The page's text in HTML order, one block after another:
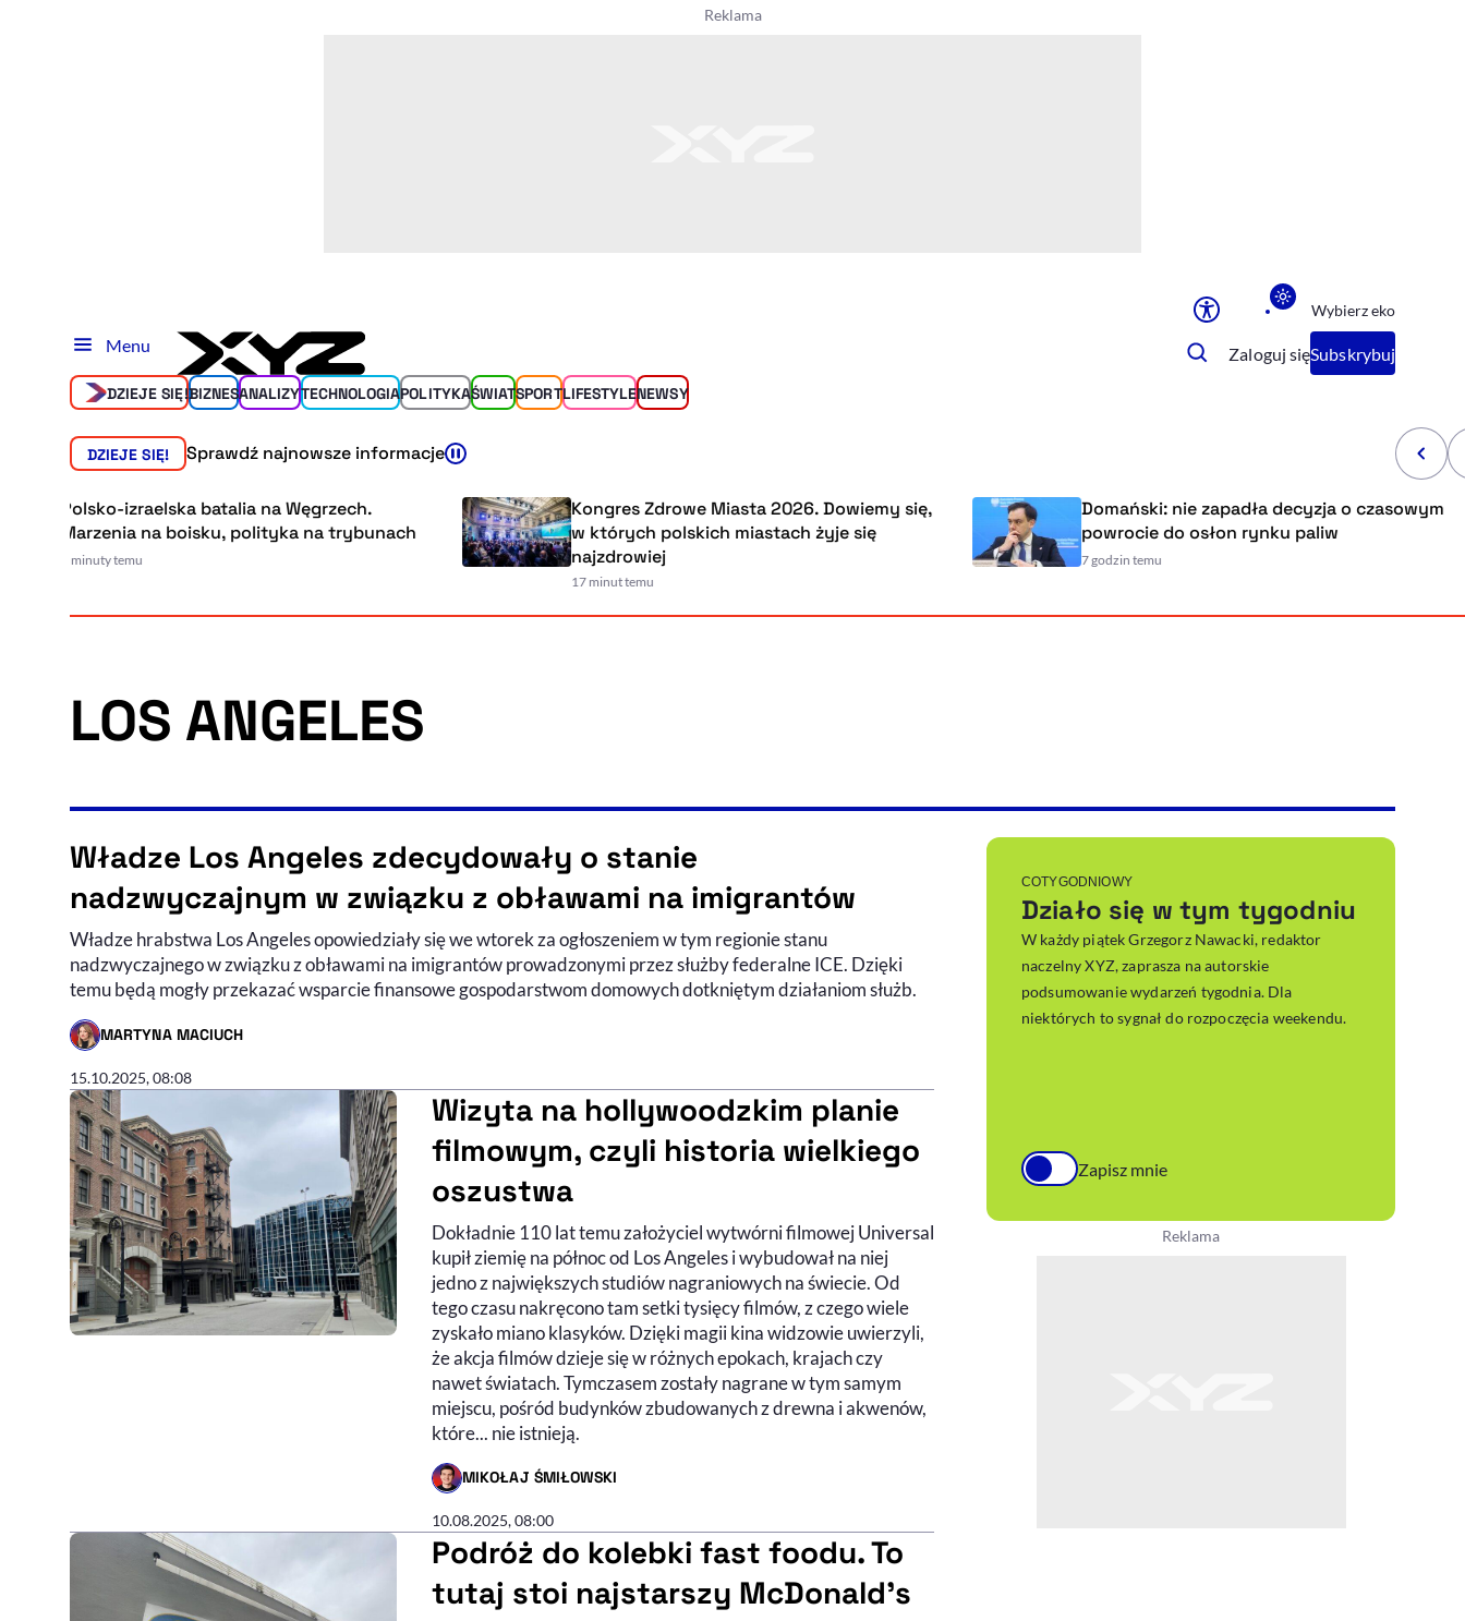
Sprawdź, jak i dlaczego zwiększamy dostępność, otwiera się w nowym
Deklaracja dostępności
, otwiera się w
Wybierz eko
Menu Zaloguj sięSubskrybuj
DZIEJE SIĘ!BIZNESANALIZYTECHNOLOGIAPOLITYKAŚWIATSPORTLIFESTYLENEWSY
DZIEJE SIĘ! Sprawdź najnowsze informacje
izraelska batalia na Węgrzech.
na boisku, polityka na trybunach
minuty temu
Kongres Zdrowe Miasta 2026. Dowiemy się,
w których polskich miastach żyje się
najzdrowiej
17 minut temu
Domański: nie zapadła decyzja o czasowym
powrocie do osłon rynku paliw
7 godzin temu
LOS ANGELES
Władze Los Angeles zdecydowały o stanie
nadzwyczajnym w związku z obławami na imigrantów
Władze hrabstwa Los Angeles opowiedziały się we wtorek za ogłoszeniem w tym regionie stanu
nadzwyczajnego w związku z obławami na imigrantów prowadzonymi przez służby federalne ICE. Dzięki
temu będą mogły przekazać wsparcie finansowe gospodarstwom domowych dotkniętym działaniom służb.
MARTYNA MACIUCH
- AUTOR ARTYKUŁU - PROFIL
15.10.2025, 08:08
Wizyta na hollywoodzkim planie
filmowym, czyli historia wielkiego
oszustwa
Dokładnie 110 lat temu założyciel wytwórni filmowej Universal
kupił ziemię na północ od Los Angeles i wybudował na niej
jedno z największych studiów nagraniowych na świecie. Od
tego czasu nakręcono tam setki tysięcy filmów, z czego wiele
zyskało miano klasyków. Dzięki magii kina widzowie uwierzyli,
że akcja filmów dzieje się w różnych epokach, krajach czy
nawet światach. Tymczasem zostały nagrane w tym samym
miejscu, pośród budynków zbudowanych z drewna i akwenów,
które... nie istnieją.
MIKOŁAJ ŚMIŁOWSKI
- AUTOR ARTYKUŁU - PROFIL
10.08.2025, 08:00
Podróż do kolebki fast foodu. To
tutaj stoi najstarszy McDonald’s